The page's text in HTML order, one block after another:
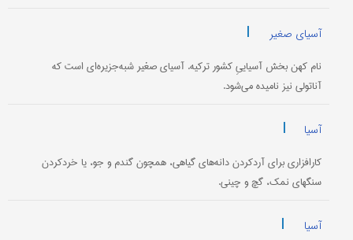
آسیای صغیر |
نام كهن بخش آسیاییِ كشور تركیه. آسیای صغیر شبه‌جزیره‌ای است که
آناتولی نیز نامیده می‌شود.
آسیا |
کارافزاری برای آرد‌کردن دانه‌های گیاهی، همچون گندم و جو، یا خرد‌کردن
سنگهای نمک، گچ و چینی.
آسیا |